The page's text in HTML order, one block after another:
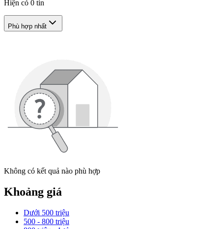
Hiện có 0 tin
Phù hợp nhất
Không có kết quả nào phù hợp
Khoảng giá
Dưới 500 triệu
500 - 800 triệu